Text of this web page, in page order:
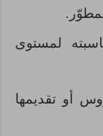
لمستوى
أو تقديمها